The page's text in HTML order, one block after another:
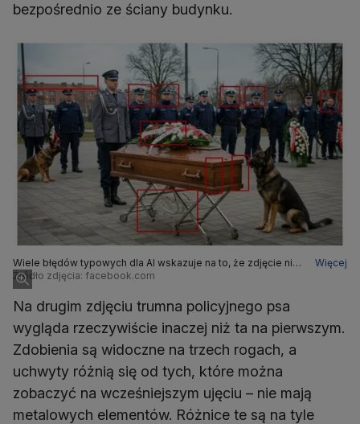
bezpośrednio ze ściany budynku.
Wiele błędów typowych dla AI wskazuje na to, że zdjęcie nie
jest autentyczne
Więcej
Źródło zdjęcia: facebook.com
Na drugim zdjęciu trumna policyjnego psa
wygląda rzeczywiście inaczej niż ta na pierwszym.
Zdobienia są widoczne na trzech rogach, a
uchwyty różnią się od tych, które można
zobaczyć na wcześniejszym ujęciu – nie mają
metalowych elementów. Różnice te są na tyle